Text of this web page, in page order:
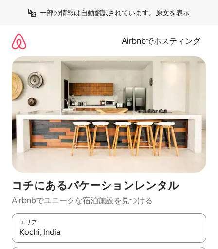
一部の情報は自動翻訳されています。 原文を表示
Airbnbでホスティング
コチにあるバケーションレンタル
Airbnbでユニークな宿泊施設を見つける
エリア
検索結果が表示されたら、上下の矢印キーを使って移動するか